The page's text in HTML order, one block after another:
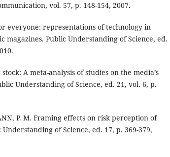
vol. 57, p. 148-154, 2007.
everyone: representations of technology in
magazines. Public Understanding of Science, ed.
stock: A meta-analysis of studies on the media’s
Understanding of Science, ed. 21, vol. 6, p.
P. M. Framing effects on risk perception of
of Science, ed. 17, p. 369-379,